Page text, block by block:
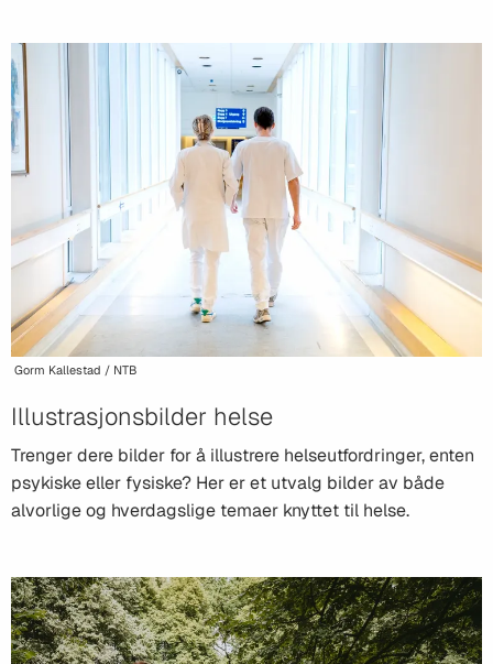
Gorm Kallestad / NTB
Illustrasjonsbilder helse
Trenger dere bilder for å illustrere helseutfordringer, enten
psykiske eller fysiske? Her er et utvalg bilder av både
alvorlige og hverdagslige temaer knyttet til helse.